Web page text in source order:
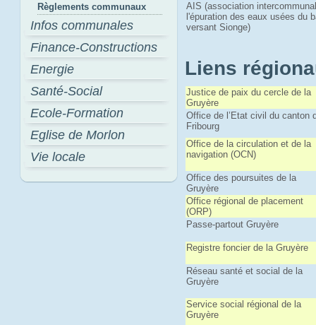
Règlements communaux
Infos communales
Finance-Constructions
Energie
Santé-Social
Ecole-Formation
Eglise de Morlon
Vie locale
AIS (association
l'épuration des eaux usées du
versant Sionge)
Liens
Justice de paix du cercle de la
Gruyère
Office de l’Etat civil du canton
Fribourg
Office de la circulation et de la
navigation (OCN)
Office des poursuites de la
Gruyère
Office régional de placement
(ORP)
Passe-partout Gruyère
Registre foncier de la Gruyère
Réseau santé et social de la
Gruyère
Service social régional de la
Gruyère